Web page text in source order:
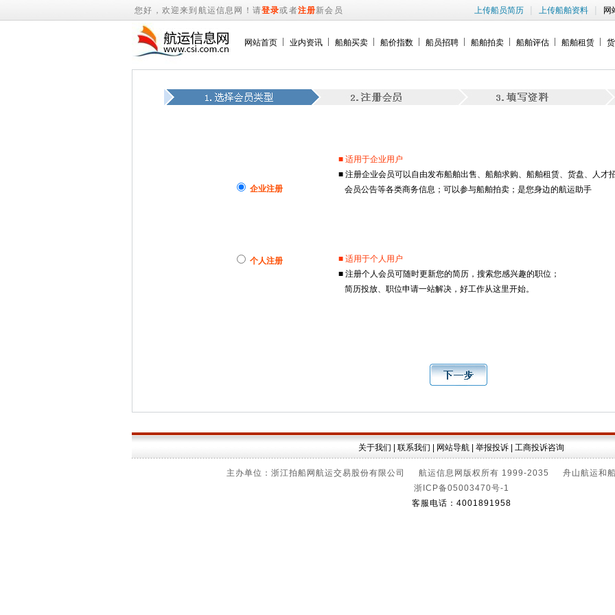
您好，欢迎来到航运信息网！请登录或者注册新会员 上传船员简历 | 上传船舶资料 | 网
网站首页 业内资讯 船舶买卖 船价指数 船员招聘 船舶拍卖 船舶评估 船舶租赁
企业注册
个人注册
■ 适用于企业用户
■ 注册企业会员可以自由发布船舶出售、船舶求购、船舶租赁、货盘、人才招
会员公告等各类商务信息；可以参与船舶拍卖；是您身边的航运助手
■ 适用于个人用户
■ 注册个人会员可随时更新您的简历，搜索您感兴趣的职位；
简历投放、职位申请一站解决，好工作从这里开始。
关于我们 联系我们 网站导航 举报投诉 工商投诉咨询
主办单位：浙江拍船网航运交易股份有限公司 航运信息网版权所有 1999-2035 舟山航运和船
浙ICP备05003470号-1
客服电话：4001891958